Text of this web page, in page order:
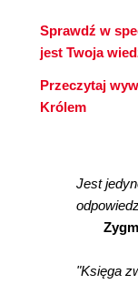
Sprawdź w
jest Twoja
Przeczytaj
Królem
Jest
"Księga